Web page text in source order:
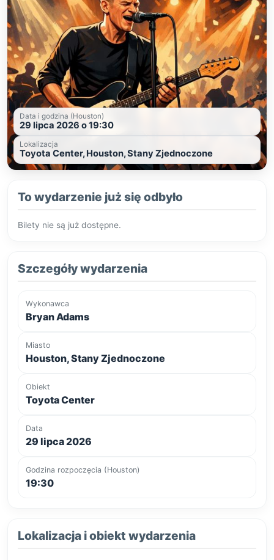
Data i godzina (Houston)
29 lipca 2026 o 19:30
Lokalizacja
Toyota Center, Houston, Stany Zjednoczone
To wydarzenie już się odbyło
Bilety nie są już dostępne.
Szczegóły wydarzenia
Wykonawca
Bryan Adams
Miasto
Houston, Stany Zjednoczone
Obiekt
Toyota Center
Data
29 lipca 2026
Godzina rozpoczęcia (Houston)
19:30
Lokalizacja i obiekt wydarzenia